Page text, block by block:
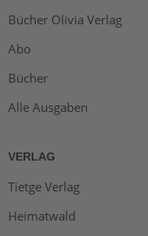
Bücher Olivia Verlag
Abo
Bücher
Alle Ausgaben
VERLAG
Tietge Verlag
Heimatwald